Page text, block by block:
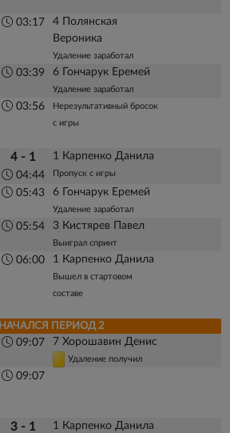
03:17
4 Полянская
Вероника
Удаление заработал
03:39 6 Гончарук Еремей
Удаление заработал
03:56
Нерезультативный бросок
с игры
4 - 1
04:44
1 Карпенко Данила
Пропуск с игры
05:43 6 Гончарук Еремей
Удаление заработал
05:54 3 Кистярев Павел
Выиграл спринт
06:00 1 Карпенко Данила
Вышел в стартовом
составе
НАЧАЛСЯ ПЕРИОД 2
09:07 7 Хорошавин Денис
Удаление получил
09:07
3 - 1 1 Карпенко Данила